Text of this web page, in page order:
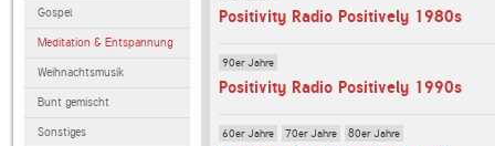
Gospel
Meditation & Entspannung
Weihnachtsmusik
Bunt gemischt
Sonstiges
Positivity Radio Positively 1980s
90er Jahre
Positivity Radio Positively 1990s
60er Jahre 70er Jahre 80er Jahre